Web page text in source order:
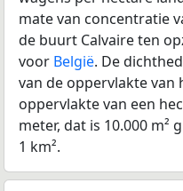
mate van concentratie
de buurt Calvaire ten
voor België. De
van de oppervlakte van
oppervlakte van een
meter, dat is 10.000 m²
1 km².